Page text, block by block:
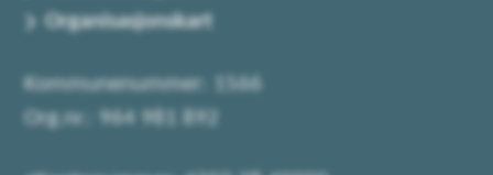
Organisasjonskart
Kommunenummer: 1566
Org.nr.: 964 981 892